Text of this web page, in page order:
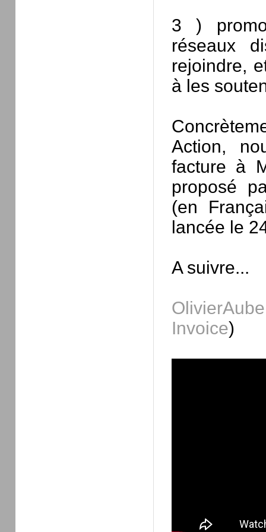
3 )
réseaux
rejoindre,
à les
Action,
facture à
proposé
(en
lancée le
A suivre...
Invoice)